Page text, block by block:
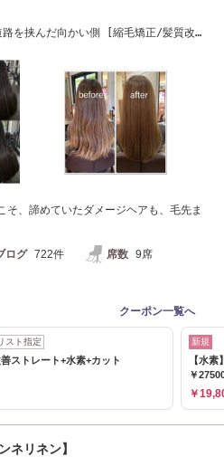
を挟んだ向かい側 [縮毛矯正/髪質改
そ、諦めていたダメージヘアも、毛先ま
ログ 722件 席数 9席
クーポン一覧へ
スト指定
ストレート+水素+カット
新規
【水
￥
￥
リネン】